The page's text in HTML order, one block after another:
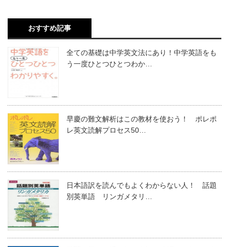
おすすめ記事
全ての基礎は中学英文法にあり！中学英語をも
う一度ひとつひとつわか…
早慶の難文解析はこの教材を使おう！ ポレポ
レ英文読解プロセス50…
日本語訳を読んでもよくわからない人！ 話題
別英単語 リンガメタリ…